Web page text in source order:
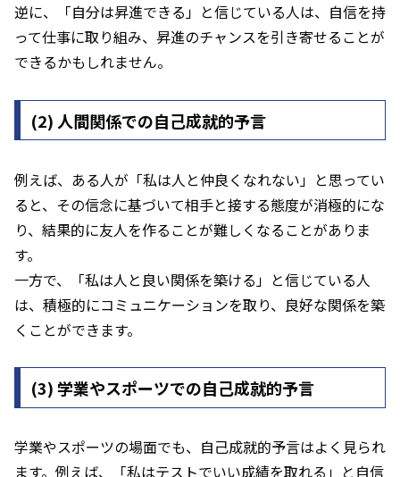
逆に、「自分は昇進できる」と信じている人は、自信を持
って仕事に取り組み、昇進のチャンスを引き寄せることが
できるかもしれません。
(2) 人間関係での自己成就的予言
例えば、ある人が「私は人と仲良くなれない」と思ってい
ると、その信念に基づいて相手と接する態度が消極的にな
り、結果的に友人を作ることが難しくなることがありま
す。
一方で、「私は人と良い関係を築ける」と信じている人
は、積極的にコミュニケーションを取り、良好な関係を築
くことができます。
(3)学業やスポーツでの自己成就的予言
学業やスポーツの場面でも、自己成就的予言はよく見られ
ます。例えば、「私はテストでいい成績を取れる」と自信